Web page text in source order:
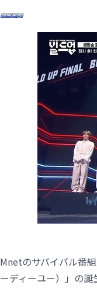
Mnetのサバイバル番
ーディーユー）」の誕